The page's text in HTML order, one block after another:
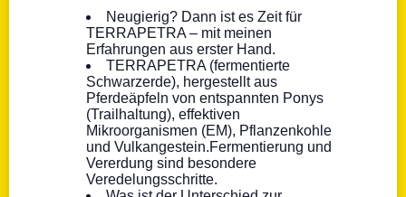
Neugierig? Dann ist es Zeit für
TERRAPETRA – mit meinen
Erfahrungen aus erster Hand.
TERRAPETRA (fermentierte
Schwarzerde), hergestellt aus
Pferdeäpfeln von entspannten Ponys
(Trailhaltung), effektiven
Mikroorganismen (EM), Pflanzenkohle
und Vulkangestein.Fermentierung und
Vererdung sind besondere
Veredelungsschritte.